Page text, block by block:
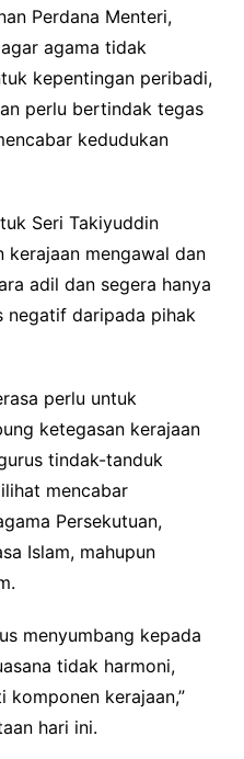
Perdana Menteri,
agama tidak
kepentingan peribadi,
perlu bertindak tegas
kedudukan
Seri Takiyuddin
kerajaan mengawal dan
adil dan segera hanya
negatif daripada pihak
perlu untuk
ketegasan kerajaan
tindak-tanduk
mencabar
Persekutuan,
Islam, mahupun
menyumbang kepada
tidak harmoni,
kerajaan,”
hari ini.